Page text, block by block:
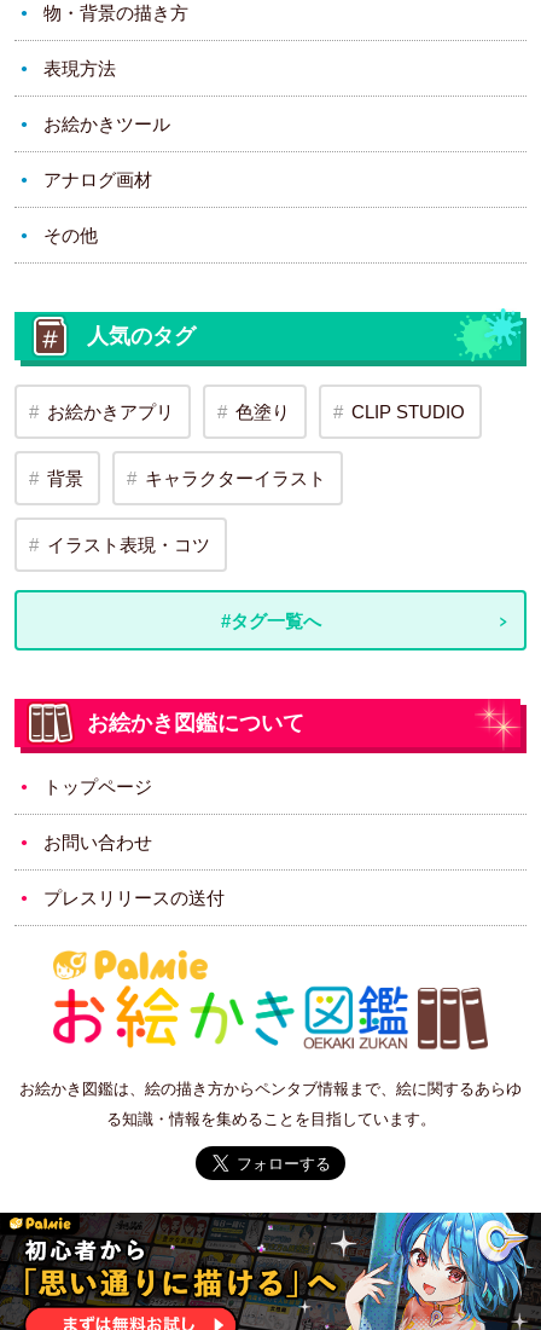
物・背景の描き方
表現方法
お絵かきツール
アナログ画材
その他
人気のタグ
お絵かきアプリ 色塗り CLIP STUDIO
背景 キャラクターイラスト
イラスト表現・コツ
#タグ一覧へ
お絵かき図鑑について
トップページ
お問い合わせ
プレスリリースの送付
お絵かき図鑑は、絵の描き方からペンタブ情報まで、絵に関するあらゆ
る知識・情報を集めることを目指しています。